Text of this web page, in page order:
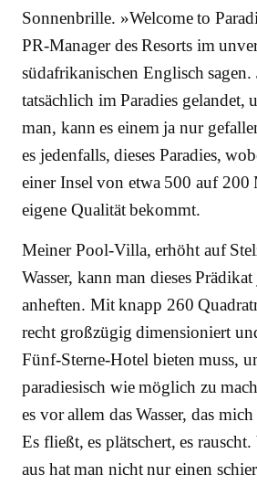
Sonnenbrille. »Welcome to
PR-Manager des Resorts im
südafrikanischen Englisch sagen.
tatsächlich im Paradies gelandet,
man, kann es einem ja nur
es jedenfalls, dieses Paradies,
einer Insel von etwa 500 auf 200
eigene Qualität bekommt.
Meiner Pool-Villa, erhöht auf
Wasser, kann man dieses
anheften. Mit knapp 260
recht großzügig dimensioniert
Fünf-Sterne-Hotel bieten muss,
paradiesisch wie möglich zu
es vor allem das Wasser, das
Es fließt, es plätschert, es
aus hat man nicht nur einen